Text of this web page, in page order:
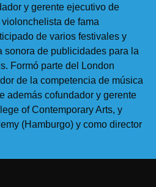
y gerente ejecutivo de
de fama
de varios festivales y
sonora de publicidades para la
Formó parte del London
de la competencia de música
además cofundador y gerente
of Contemporary Arts, y
(Hamburgo) y como director